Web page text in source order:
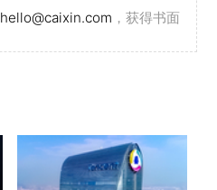
hello@caixin.com ，获得书面